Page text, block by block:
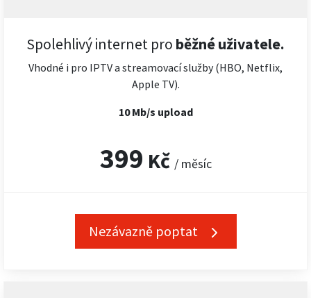
Spolehlivý internet pro běžné uživatele.
Vhodné i pro IPTV a streamovací služby (HBO, Netflix,
Apple TV).
10 Mb/s upload
399 Kč / měsíc
Nezávazně poptat